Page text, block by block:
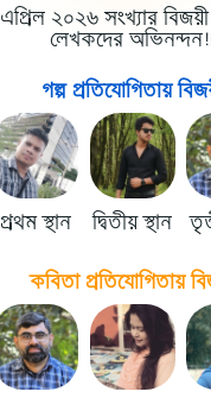
এপ্রিল ২০২৬ সংখ্যার
লেখকদের
গল্প প্রতিযোগিতায়
প্রথম স্থান দ্বিতীয় স্থান
কবিতা প্রতিযোগিতায়